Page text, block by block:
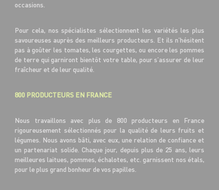
occasions.
Pour cela, nos spécialistes sélectionnent les variétés les plus
savoureuses auprès des meilleurs producteurs. Et ils n’hésitent
pas à goûter les tomates, les courgettes, ou encore les pommes
de terre qui garniront bientôt votre table, pour s’assurer de leur
fraîcheur et de leur qualité.
800 PRODUCTEURS EN FRANCE
Nous travaillons avec plus de 800 producteurs en France
rigoureusement sélectionnés pour la qualité de leurs fruits et
légumes. Nous avons bâti, avec eux, une relation de confiance et
un partenariat solide. Chaque jour, depuis plus de 25 ans, leurs
meilleures laitues, pommes, échalotes, etc. garnissent nos étals,
pour le plus grand bonheur de vos papilles.